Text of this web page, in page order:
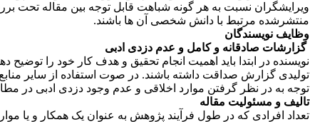
ویرایشگران نسبت به هر گونه شباهت قابل توجه بین مقاله تحت
منتشرشده مرتبط با دانش شخصی آن ها باشند.
وظایف نویسندگان
گزارشات صادقانه و کامل و عدم دزدی ادبی
نویسنده در ابتدا باید اهمیت انجام تحقیق و هدف کار خود را توضیح
تولیدی گزارش صداقت داشته باشند. در صوت استفاده از سایر منابع
توجه به در نظر گرفتن موارد اخلاقی و عدم وجود دزدی ادبی در
تالیف و مسئولیت مقاله
تعداد افرادی که در طول فرآیند پژوهش به عنوان یک همکار و یا